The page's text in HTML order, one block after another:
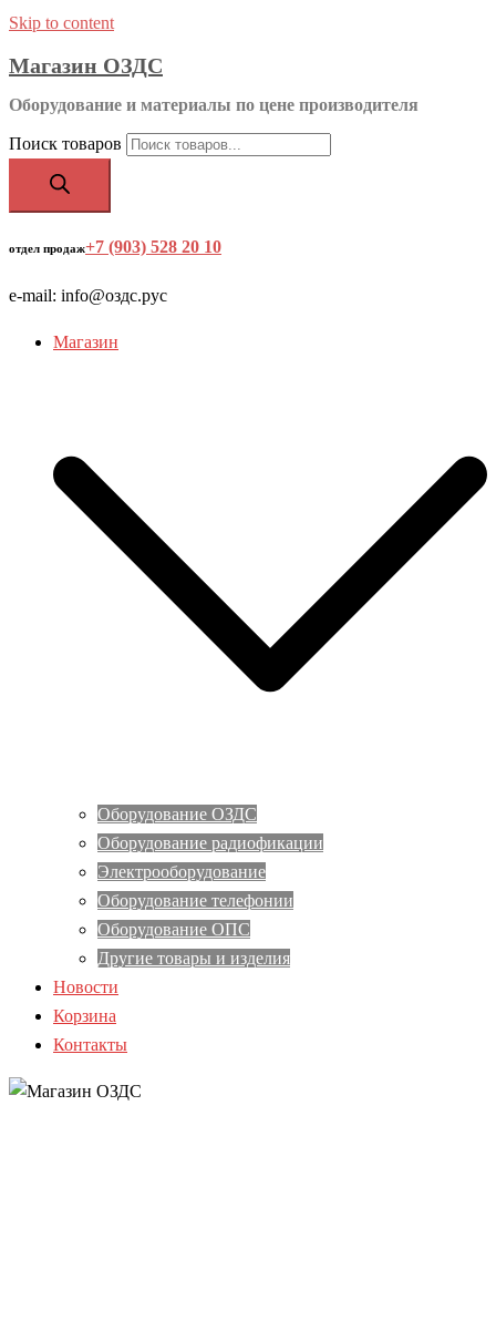
Skip to content
Магазин ОЗДС
Оборудование и материалы по цене производителя
Поиск товаров
отдел продаж+7 (903) 528 20 10
e-mail: info@оздс.рус
Магазин
Оборудование ОЗДС
Оборудование радиофикации
Электрооборудование
Оборудование телефонии
Оборудование ОПС
Другие товары и изделия
Новости
Корзина
Контакты